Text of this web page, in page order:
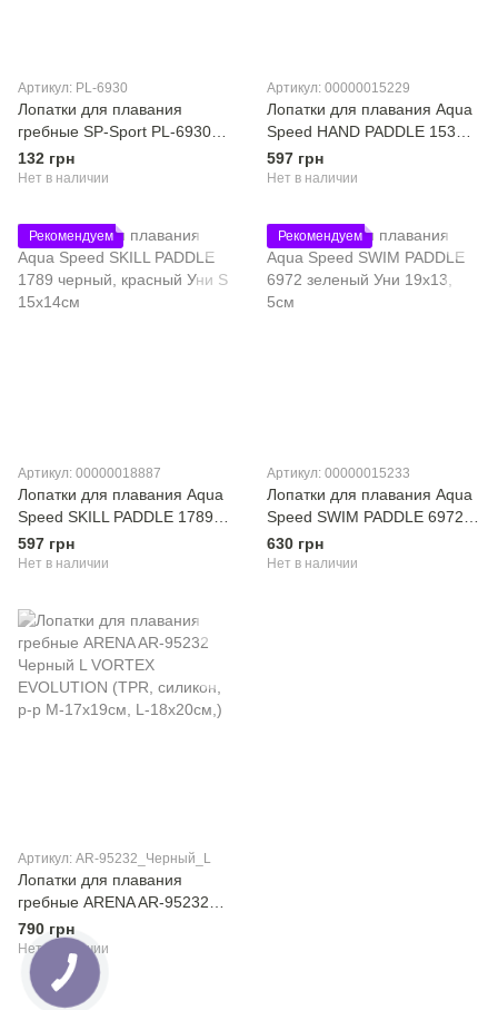
Артикул: PL-6930
Лопатки для плавания
гребные SP-Sport PL-6930
цвета в асортименте
132 грн
Нет в наличии
Артикул: 00000015229
Лопатки для плавания Aqua
Speed ​​HAND PADDLE 153
синий Уни S 17х12,5см
597 грн
Нет в наличии
Рекомендуем
Артикул: 00000018887
Лопатки для плавания Aqua
Speed ​​SKILL PADDLE 1789
черный, красный Уни S
15х14см
597 грн
Нет в наличии
Рекомендуем
Артикул: 00000015233
Лопатки для плавания Aqua
Speed ​​SWIM PADDLE 6972
зеленый Уни 19х13, 5см
630 грн
Нет в наличии
Артикул: AR-95232_Черный_L
Лопатки для плавания
гребные ARENA AR-95232
Черный L VORTEX
EVOLUTION (TPR, силикон,
р-р М-17х19см, L-18x20см,)
790 грн
Нет в наличии